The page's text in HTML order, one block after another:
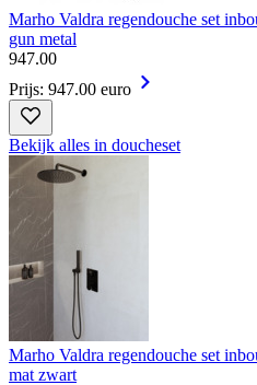
Marho Valdra regendouche set
gun metal
947.00
Prijs: 947.00 euro
Bekijk alles in doucheset
Marho Valdra regendouche set
mat zwart